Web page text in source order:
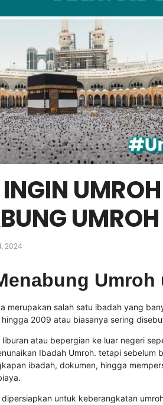
INGIN
2024
Umroh
merupakan salah satu ibadah yang
2009 atau biasanya sering
liburan atau bepergian ke luar negeri
Ibadah Umroh. tetapi sebelum
ibadah, dokumen, hingga
dipersiapkan untuk keberangkatan